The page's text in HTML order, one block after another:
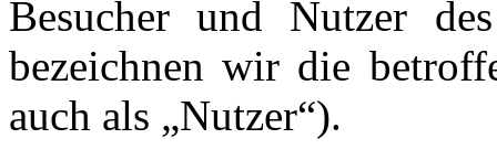
Besucher und Nutzer
bezeichnen wir die
auch als „Nutzer“).